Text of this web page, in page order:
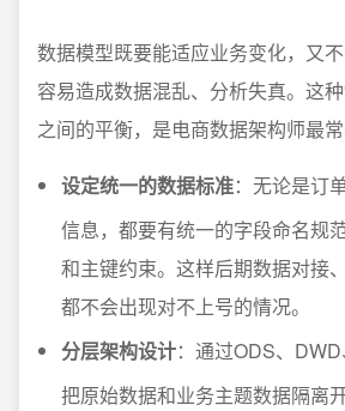
数据模型既要能适应业务变化，又
容易造成数据混乱、分析失真。这
之间的平衡，是电商数据架构师最常
设定统一的数据标准：无论是订
信息，都要有统一的字段命名规
和主键约束。这样后期数据对接
都不会出现对不上号的情况。
分层架构设计：通过ODS、DWD
把原始数据和业务主题数据隔离